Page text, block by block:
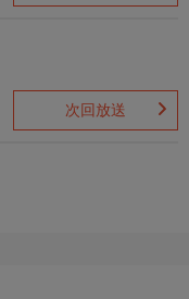
次回放送